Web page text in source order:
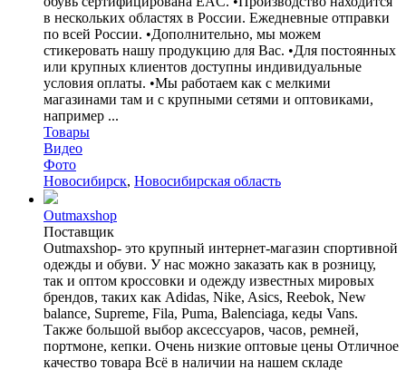
в нескольких областях в России. Ежедневные отправки
по всей России. •Дополнительно, мы можем
стикеровать нашу продукцию для Вас. •Для постоянных
или крупных клиентов доступны индивидуальные
условия оплаты. •Мы работаем как с мелкими
магазинами там и с крупными сетями и оптовиками,
например ...
Товары
Видео
Фото
Новосибирск, Новосибирская область
Outmaxshop
Поставщик
Outmaxshop- это крупный интернет-магазин спортивной
одежды и обуви. У нас можно заказать как в розницу,
так и оптом кроссовки и одежду известных мировых
брендов, таких как Adidas, Nike, Asics, Reebok, New
balance, Supreme, Fila, Puma, Balenciaga, кеды Vans.
Также большой выбор аксессуаров, часов, ремней,
портмоне, кепки. Очень низкие оптовые цены Отличное
качество товара Всё в наличии на нашем складе